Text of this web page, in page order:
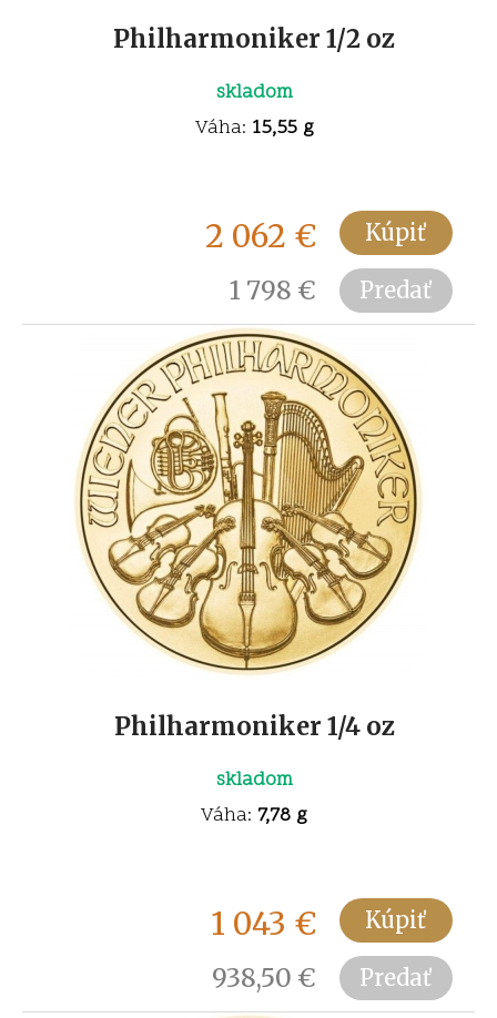
Philharmoniker 1/2 oz
skladom
Váha: 15,55 g
2 062 €
1 798 €
Kúpiť
Predať
Philharmoniker 1/4 oz
skladom
Váha: 7,78 g
1 043 €
938,50 €
Kúpiť
Predať